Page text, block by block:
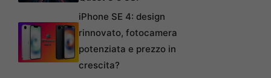
iPhone SE 4: design
rinnovato, fotocamera
potenziata e prezzo in
crescita?